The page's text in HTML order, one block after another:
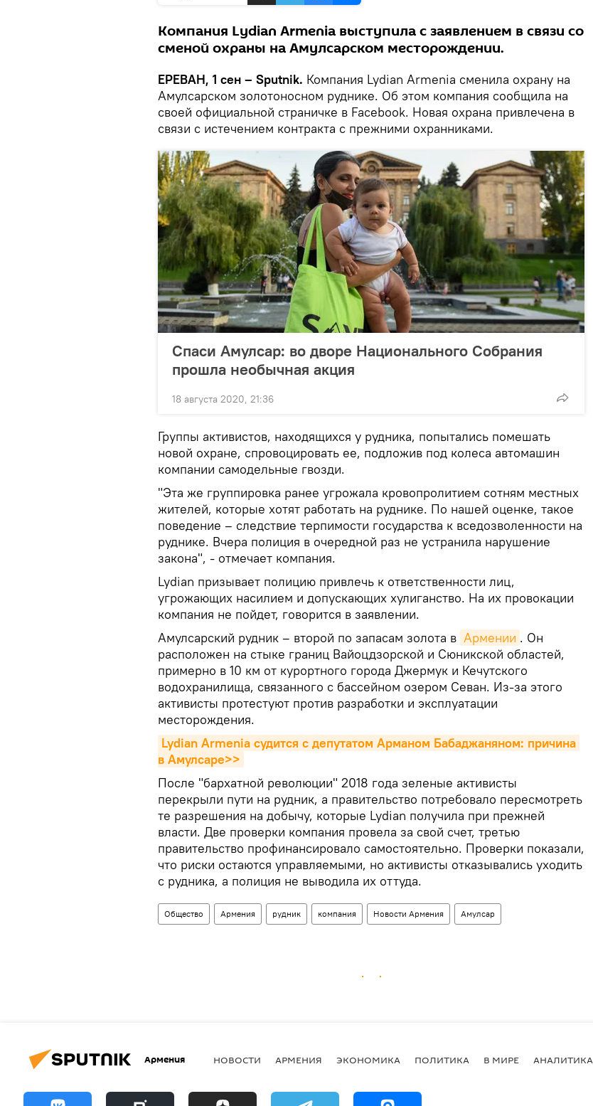
Компания Lydian Armenia выступила с заявлением в связи со
сменой охраны на Амулсарском месторождении.
ЕРЕВАН, 1 сен – Sputnik. Компания Lydian Armenia сменила охрану на
Амулсарском золотоносном руднике. Об этом компания сообщила на
своей официальной страничке в Facebook. Новая охрана привлечена в
связи с истечением контракта с прежними охранниками.
Спаси Амулсар: во дворе Национального Собрания
прошла необычная акция
18 августа 2020, 21:36
Группы активистов, находящихся у рудника, попытались помешать
новой охране, спровоцировать ее, подложив под колеса автомашин
компании самодельные гвозди.
"Эта же группировка ранее угрожала кровопролитием сотням местных
жителей, которые хотят работать на руднике. По нашей оценке, такое
поведение – следствие терпимости государства к вседозволенности на
руднике. Вчера полиция в очередной раз не устранила нарушение
закона", - отмечает компания.
Lydian призывает полицию привлечь к ответственности лиц,
угрожающих насилием и допускающих хулиганство. На их провокации
компания не пойдет, говорится в заявлении.
Амулсарский рудник – второй по запасам золота в Армении . Он
расположен на стыке границ Вайоцдзорской и Сюникской областей,
примерно в 10 км от курортного города Джермук и Кечутского
водохранилища, связанного с бассейном озером Севан. Из-за этого
активисты протестуют против разработки и эксплуатации
месторождения.
Lydian Armenia судится с депутатом Арманом Бабаджаняном: причина
в Амулсаре>>
После "бархатной революции" 2018 года зеленые активисты
перекрыли пути на рудник, а правительство потребовало пересмотреть
те разрешения на добычу, которые Lydian получила при прежней
власти. Две проверки компания провела за свой счет, третью
правительство профинансировало самостоятельно. Проверки показали,
что риски остаются управляемыми, но активисты отказывались уходить
с рудника, а полиция не выводила их оттуда.
Общество Армения рудник компания Новости Армения Амулсар
Армения НОВОСТИ АРМЕНИЯ ЭКОНОМИКА ПОЛИТИКА В МИРЕ АНАЛИТИКА